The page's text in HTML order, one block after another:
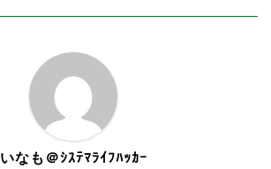
いなも＠ｼｽﾃﾏﾗｲﾌﾊｯｶｰ